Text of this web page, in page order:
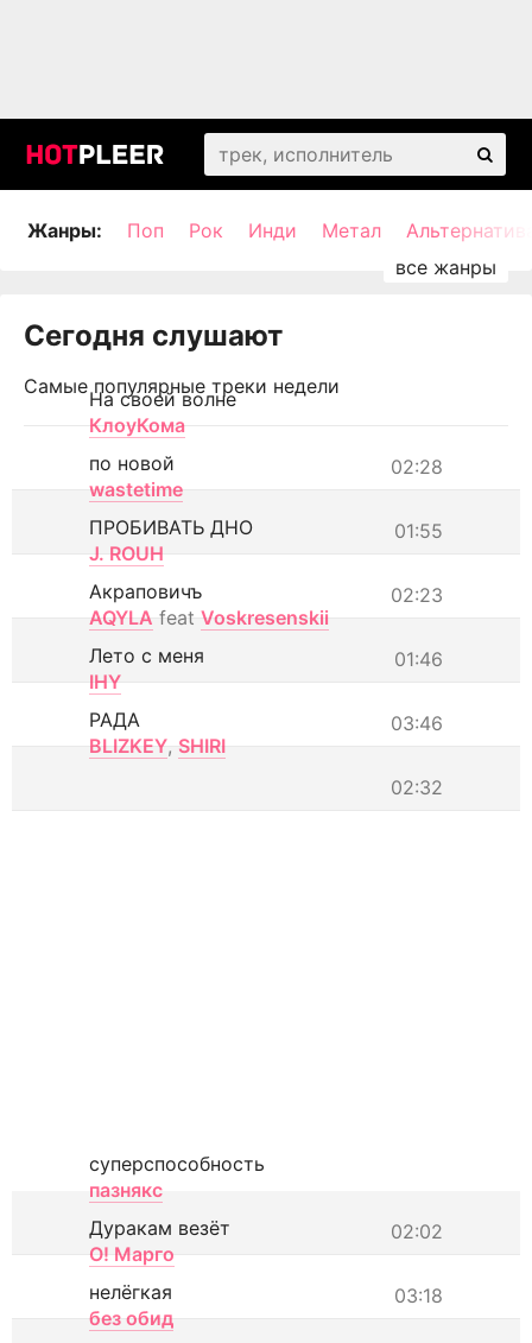
Жанры: Поп Рок Инди Метал
Сегодня слушают
Самые популярные треки недели
На своей волне
КлоуКома
02:28
по новой
wastetime
01:55
ПРОБИВАТЬ ДНО
J. ROUH
02:23
Акраповичъ
AQYLA feat Voskresenskii
01:46
Лето с меня
IHY
03:46
РАДА
BLIZKEY, SHIRI
02:32
суперспособность
пазнякс
02:02
Дуракам везёт
О! Марго
03:18
нелёгкая
без обид